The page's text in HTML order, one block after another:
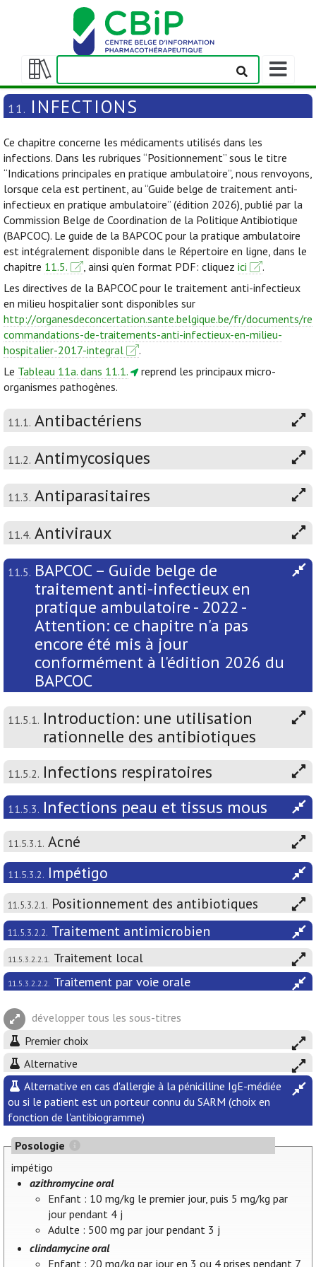
Afficher/masquer
la
table
matières
Afficher/
la
barre
navigation
11. INFECTIONS
Ce chapitre concerne les médicaments utilisés dans les
infections. Dans les rubriques “Positionnement” sous le titre
“Indications principales en pratique ambulatoire”, nous renvoyons,
lorsque cela est pertinent, au “Guide belge de traitement anti-
infectieux en pratique ambulatoire” (édition 2026), publié par la
Commission Belge de Coordination de la Politique Antibiotique
(BAPCOC). Le guide de la BAPCOC pour la pratique ambulatoire
est intégralement disponible dans le Répertoire en ligne, dans le
chapitre 11.5. , ainsi qu’en format PDF: cliquez ici
.
Les directives de la BAPCOC pour le traitement anti-infectieux
en milieu hospitalier sont disponibles sur
http://organesdeconcertation.sante.belgique.be/fr/documents/re
commandations-de-traitements-anti-infectieux-en-milieu-
hospitalier-2017-integral
.
Le Tableau 11a. dans 11.1.
reprend les principaux micro-
organismes pathogènes.
11.1. Antibactériens
11.2. Antimycosiques
11.3. Antiparasitaires
11.4. Antiviraux
11.5. BAPCOC – Guide belge de
traitement anti-infectieux en
pratique ambulatoire - 2022 -
Attention: ce chapitre n'a pas
encore été mis à jour
conformément à l'édition 2026 du
BAPCOC
11.5.1. Introduction: une utilisation
rationnelle des antibiotiques
11.5.2. Infections respiratoires
11.5.3. Infections peau et tissus mous
11.5.3.1. Acné
11.5.3.2. Impétigo
11.5.3.2.1. Positionnement des antibiotiques
11.5.3.2.2. Traitement antimicrobien
11.5.3.2.2.1. Traitement local
11.5.3.2.2.2. Traitement par voie orale
développer tous les sous-titres
Premier choix
Alternative
Alternative en cas d'allergie à la pénicilline IgE-médiée
ou si le patient est un porteur connu du SARM (choix en
fonction de l'antibiogramme)
Posologie
impétigo
azithromycine oral
Enfant : 10 mg/kg le premier jour, puis 5 mg/kg par
jour pendant 4 j
Adulte : 500 mg par jour pendant 3 j
clindamycine oral
Enfant : 20 mg/kg par jour en 3 ou 4 prises pendant 7